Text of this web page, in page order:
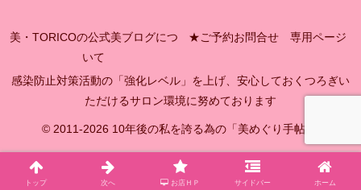
美・TORICOの公式美ブログにつ
いて
★ご予約お問合せ 専用ページ
感染防止対策活動の「強化レベル」を上げ、安心しておくつろぎい
ただけるサロン環境に努めております
© 2011-2026 10年後の私を誇る為の「美めぐり手帖」.
トップ 次へ お店ＨＰ サイドバー ホーム